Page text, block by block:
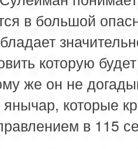
в большой
которую
же он не
янычар, которые
в 115